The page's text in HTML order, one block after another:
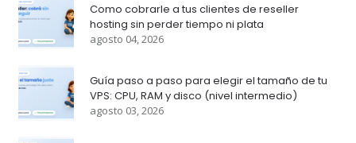
Como cobrarle a tus clientes de reseller
hosting sin perder tiempo ni plata
agosto 04, 2026
Guía paso a paso para elegir el tamaño de tu
VPS: CPU, RAM y disco (nivel intermedio)
agosto 03, 2026